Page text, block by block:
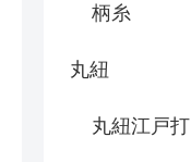
柄糸
丸紐
丸紐江戸打